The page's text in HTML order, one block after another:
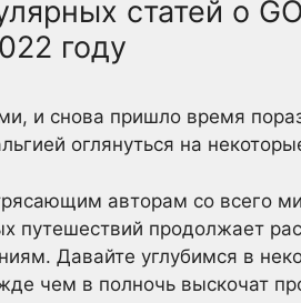
статей о
году
и снова пришло время
оглянуться на
авторам со всего
путешествий продолжает
Давайте углубимся в
чем в полночь выскочат